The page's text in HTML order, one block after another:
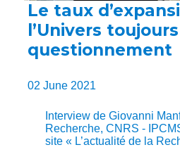
Le taux
l’Univers
questionnement
02 June 2021
Interview de Giovanni
Recherche, CNRS -
site « L’actualité de la